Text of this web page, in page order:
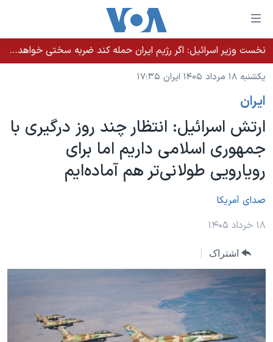
لینکهای
قابل
دسترسی
جهش
محتوای
اصلی
جهش
به
صفحه
جهش
خانه
نسخه سبک وب‌سایت
موضوع ها
ایران
آمریکا
جهان
ورزشی
فرهنگ و زندگی
حقوق شهروندی
اقتصادی
برنامه های تلویزیونی
جدول برنامه ها
صفحه‌های ویژه
جام جهانی ۲۰۲۶
مستندها
انتخابات ریاست جمهوری آمریکا ۲۰۲۴
حمله جمهوری اسلامی به اسرائیل
فرکانس‌های صدای آمریکا
پخش رادیویی
یادگیری زبان انگلیسی
دنبال کنید
نخست وزیر اسرائيل: اگر رژیم ایران حمله کند ضربه سختی خواهد خورد
یکشنبه ۱۸ مرداد ۱۴۰۵ ایران ۱۷:۳۵
ايران
ارتش اسرائیل: انتظار چند روز درگیری با
جمهوری اسلامی داریم اما برای
رویارویی طولانی‌تر هم آماده‌ایم
صدای آمريکا
۱۸ خرداد ۱۴۰۵
اشتراک